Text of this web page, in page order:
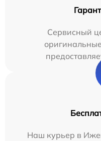
Сервисный
Наш курьер в